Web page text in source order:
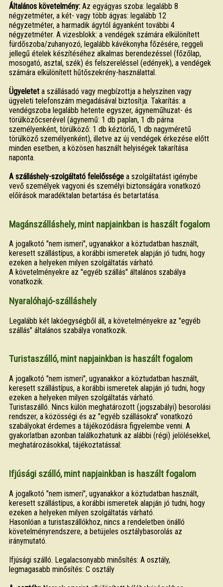
Általános követelmény:Az egyágyas szoba: legalább 8
négyzetméter, a két- vagy több ágyas: legalább 12
négyzetméter, a harmadik ágytól ágyanként további 4
négyzetméter. A vizesblokk: a vendégek számára elkülönített
fürdőszoba/zuhanyozó, legalább kávékonyha főzésére, reggeli
jellegű ételek készítéséhez alkalmas berendezéssel (főzőlap,
mosogató, asztal, szék) és felszereléssel (edények), a vendégek
számára elkülönített hűtőszekrény-használattal.
Ügyeleteta szállásadó vagy megbízottja a helyszínen vagy
ügyeleti telefonszám megadásával biztosítja. Takarítás: a
vendégszoba legalább hetente egyszer, ágyneműhuzat- és
törülközőcserével (ágynemű: 1 db paplan, 1 db párna
személyenként, törülköző: 1 db kéztörlő, 1 db nagyméretű
törülköző személyenként), illetve az új vendégek érkezése előtt
minden esetben, a közösen használt helyiségek takarítása
naponta.
A szálláshely-szolgáltató felelősségea szolgáltatást igénybe
vevő személyek vagyoni és személyi biztonságára vonatkozó
előírások maradéktalan betartása és betartatása.
Magánszálláshely, mint napjainkban is haszált fogalom
A jogalkotó "nem ismeri", ugyanakkor a köztudatban használt,
keresett szállástípus, a korábbi ismeretek alapján jó tudni, hogy
ezeken a helyeken milyen szolgáltatás várható.
A követelményekre az "egyéb szállás" általános szabálya
vonatkozik.
Nyaralóhajó-szálláshely
Legalább két lakóegységből áll, a követelményekre az "egyéb
szállás" általános szabálya vonatkozik.
Turistaszálló, mint napjainkban is haszált fogalom
A jogalkotó "nem ismeri", ugyanakkor a köztudatban használt,
keresett szállástípus, a korábbi ismeretek alapján jó tudni, hogy
ezeken a helyeken milyen szolgáltatás várható.
Turistaszálló. Nincs külön meghatározott (jogszabályi) besorolási
rendszer, a közösségi és az "egyéb szállásokra" vonatkozó
szabályokat érdemes a tájékozódásra figyelembe venni. A
gyakorlatban azonban találkozhatunk az alábbi (régi) jelölésekkel,
meghatározásokkal, tájékoztatással:
Ifjúsági szálló, mint napjainkban is haszált fogalom
A jogalkotó "nem ismeri", ugyanakkor a köztudatban használt,
keresett szállástípus, a korábbi ismeretek alapján jó tudni, hogy
ezeken a helyeken milyen szolgáltatás várható.
Hasonlóan a turistaszállókhoz, nincs a rendeletben önálló
követelményrendszere, a betüjeles osztálybasorolás az
iránymutató.
Ifjúsági szálló. Legalacsonyabb minősítés: A osztály,
legmagasabb minősítés: C osztály